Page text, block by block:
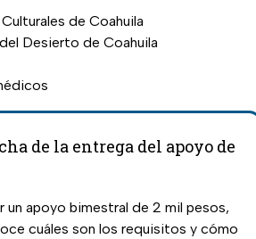
de Coahuila
Desierto de Coahuila
de la entrega del apoyo de
un apoyo bimestral de 2 mil pesos,
cuáles son los requisitos y cómo